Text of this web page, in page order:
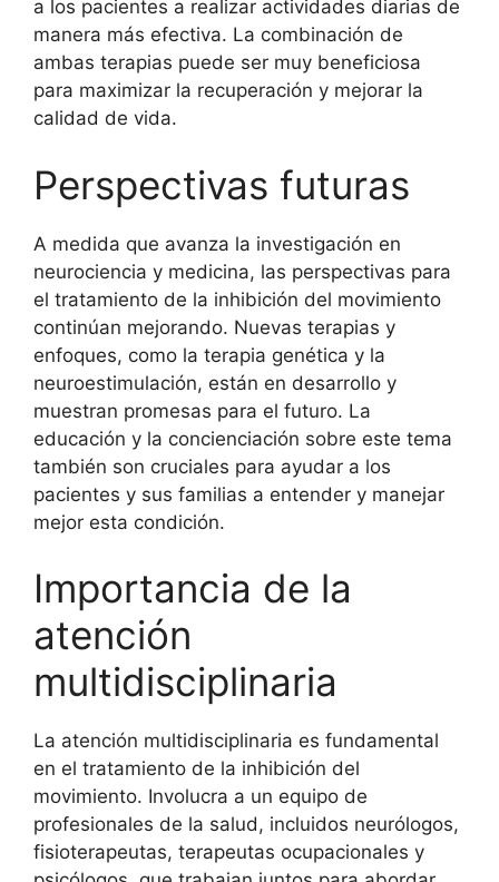
a los pacientes a realizar actividades diarias de
manera más efectiva. La combinación de
ambas terapias puede ser muy beneficiosa
para maximizar la recuperación y mejorar la
calidad de vida.
Perspectivas futuras
A medida que avanza la investigación en
neurociencia y medicina, las perspectivas para
el tratamiento de la inhibición del movimiento
continúan mejorando. Nuevas terapias y
enfoques, como la terapia genética y la
neuroestimulación, están en desarrollo y
muestran promesas para el futuro. La
educación y la concienciación sobre este tema
también son cruciales para ayudar a los
pacientes y sus familias a entender y manejar
mejor esta condición.
Importancia de la
atención
multidisciplinaria
La atención multidisciplinaria es fundamental
en el tratamiento de la inhibición del
movimiento. Involucra a un equipo de
profesionales de la salud, incluidos neurólogos,
fisioterapeutas, terapeutas ocupacionales y